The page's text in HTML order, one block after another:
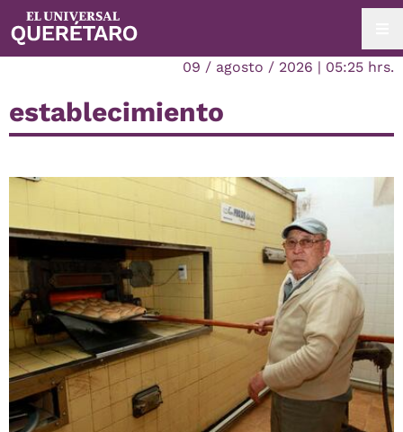
09 / agosto / 2026 | 05:25 hrs.
establecimiento